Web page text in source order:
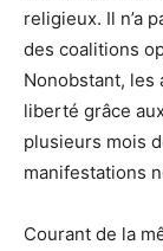
religieux. Il n’a
des coalitions
Nonobstant, les
liberté grâce
plusieurs mois
manifestations
Courant de la